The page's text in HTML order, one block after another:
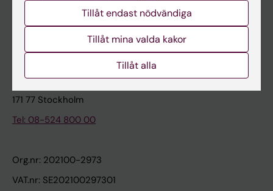
Karolinska Institutet Innovation
Kontakta presstjänsten
Karolinska Institutet
171 77 Stockholm
Tel: 08-524 800 00
Org.nr: 202100-2973
VAT.nr: SE202100297301
Tillåt endast nödvändiga
Tillåt mina valda kakor
Tillåt alla